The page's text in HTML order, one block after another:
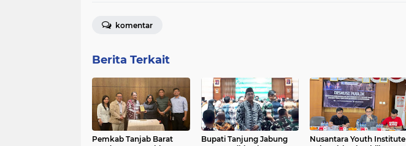
komentar
Berita Terkait
Pemkab Tanjab Barat
Bupati Tanjung Jabung
Nusantara Youth Institute